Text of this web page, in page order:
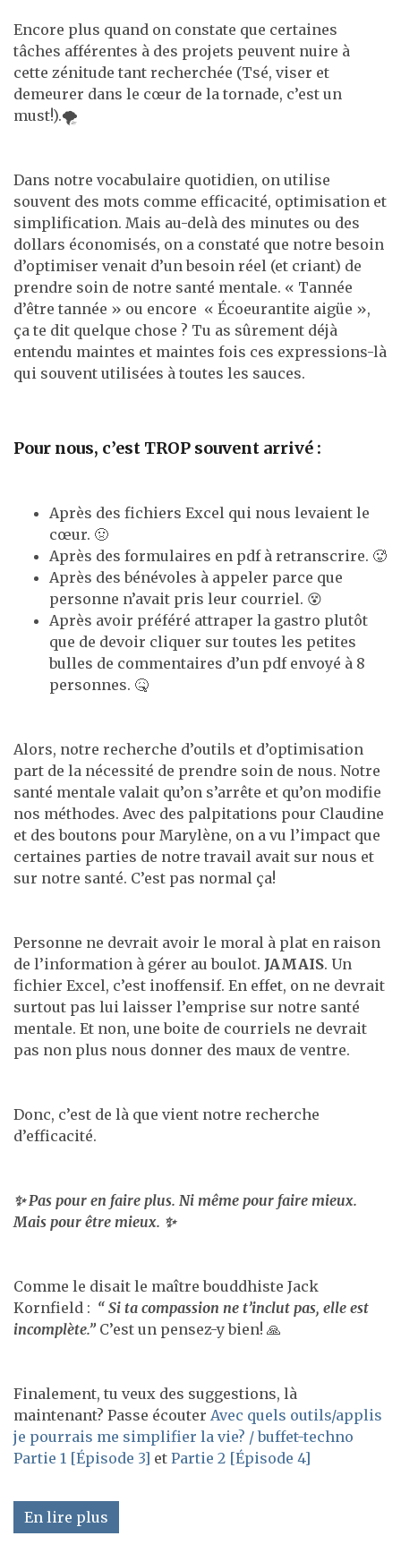
Encore plus quand on constate que certaines
tâches afférentes à des projets peuvent nuire à
cette zénitude tant recherchée (Tsé, viser et
demeurer dans le cœur de la tornade, c’est un
must!).🌪️
Dans notre vocabulaire quotidien, on utilise
souvent des mots comme efficacité, optimisation et
simplification. Mais au-delà des minutes ou des
dollars économisés, on a constaté que notre besoin
d’optimiser venait d’un besoin réel (et criant) de
prendre soin de notre santé mentale. « Tannée
d’être tannée » ou encore « Écoeurantite aigüe »,
ça te dit quelque chose ? Tu as sûrement déjà
entendu maintes et maintes fois ces expressions-là
qui souvent utilisées à toutes les sauces.
Pour nous, c’est TROP souvent arrivé :
Après des fichiers Excel qui nous levaient le
cœur. 🤢
Après des formulaires en pdf à retranscrire. 🥵
Après des bénévoles à appeler parce que
personne n’avait pris leur courriel. 😵
Après avoir préféré attraper la gastro plutôt
que de devoir cliquer sur toutes les petites
bulles de commentaires d’un pdf envoyé à 8
personnes. 🤒
Alors, notre recherche d’outils et d’optimisation
part de la nécessité de prendre soin de nous. Notre
santé mentale valait qu’on s’arrête et qu’on modifie
nos méthodes. Avec des palpitations pour Claudine
et des boutons pour Marylène, on a vu l’impact que
certaines parties de notre travail avait sur nous et
sur notre santé. C’est pas normal ça!
Personne ne devrait avoir le moral à plat en raison
de l’information à gérer au boulot. JAMAIS. Un
fichier Excel, c’est inoffensif. En effet, on ne devrait
surtout pas lui laisser l’emprise sur notre santé
mentale. Et non, une boite de courriels ne devrait
pas non plus nous donner des maux de ventre.
Donc, c’est de là que vient notre recherche
d’efficacité.
✨ Pas pour en faire plus. Ni même pour faire mieux.
Mais pour être mieux. ✨
Comme le disait le maître bouddhiste Jack
Kornfield : “ Si ta compassion ne t’inclut pas, elle est
incomplète.” C’est un pensez-y bien! 🙏
Finalement, tu veux des suggestions, là
maintenant? Passe écouter Avec quels outils/applis
je pourrais me simplifier la vie? / buffet-techno
Partie 1 [Épisode 3] et Partie 2 [Épisode 4]
En lire plus